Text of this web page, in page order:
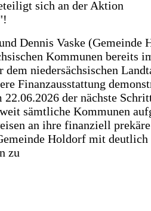
Dennis Vaske (Gemeinde
Kommunen bereits
dem niedersächsischen
Finanzausstattung
der nächste
sämtliche Kommunen
an ihre finanziell
Holdorf mit deutlich
zu